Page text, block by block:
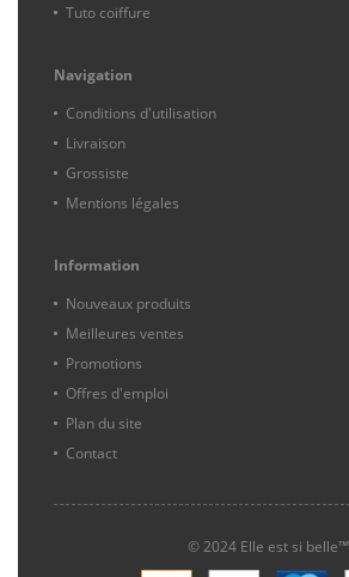
Tuto coiffure
Navigation
Conditions d'utilisation
Livraison
Grossiste
Mentions légales
Information
Nouveaux produits
Meilleures ventes
Promotions
Offres d'emploi
Plan du site
Contact
© 2024 Elle est si belle™